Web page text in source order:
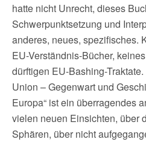
hatte nicht Unrecht, dieses
Schwerpunktsetzung und
anderes, neues, spezifisches.
EU-Verständnis-Bücher,
dürftigen EU-Bashing-
Union – Gegenwart und
Europa“ ist ein überragendes
vielen neuen Einsichten, über
Sphären, über nicht